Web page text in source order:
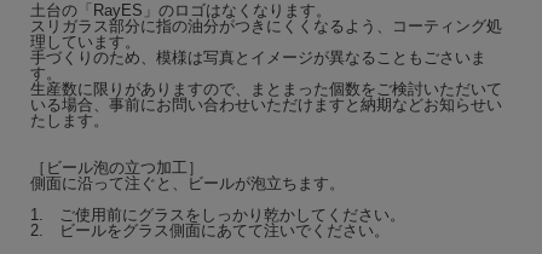
土台の「RayES」のロゴはなくなります。
スリガラス部分に指の油分がつきにくくなるよう、コーティング処
理しています。
手づくりのため、模様は写真とイメージが異なることもごさいま
す。
生産数に限りがありますので、まとまった個数をご検討いただいて
いる場合、事前にお問い合わせいただけますと納期などお知らせい
たします。
［ビール泡の立つ加工］
側面に沿って注ぐと、ビールが泡立ちます。
1. ご使用前にグラスをしっかり乾かしてください。
2. ビールをグラス側面にあてて注いでください。